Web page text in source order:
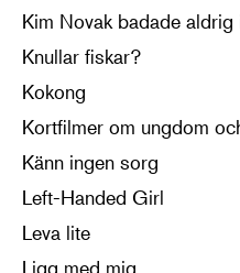
Kim Novak badade
Knullar fiskar?
Kokong
Kortfilmer om ungdom
Känn ingen sorg
Left-Handed Girl
Leva lite
Ligg med mig